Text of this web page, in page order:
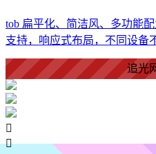
tob 扁平化、简洁风、多功能
支持，响应式布局，不同设备
追光


爱情
心情